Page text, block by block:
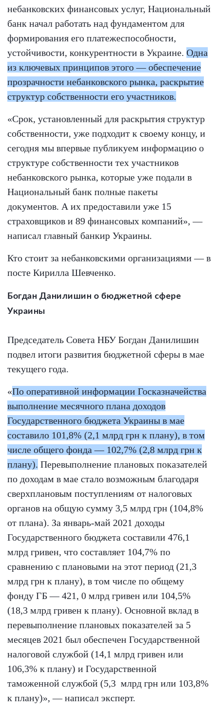
небанковских финансовых услуг, Национальный
банк начал работать над фундаментом для
формирования его платежеспособности,
устойчивости, конкурентности в Украине. Одна
из ключевых принципов этого — обеспечение
прозрачности небанковского рынка, раскрытие
структур собственности его участников.
«Срок, установленный для раскрытия структур
собственности, уже подходит к своему концу, и
сегодня мы впервые публикуем информацию о
структуре собственности тех участников
небанковского рынка, которые уже подали в
Национальный банк полные пакеты
документов. А их предоставили уже 15
страховщиков и 89 финансовых компаний», —
написал главный банкир Украины.
Кто стоит за небанковскими организациями — в
посте Кирилла Шевченко.
Богдан Данилишин о бюджетной сфере
Украины
Председатель Совета НБУ Богдан Данилишин
подвел итоги развития бюджетной сферы в мае
текущего года.
«По оперативной информации Госказначейства
выполнение месячного плана доходов
Государственного бюджета Украины в мае
составило 101,8% (2,1 млрд грн к плану), в том
числе общего фонда — 102,7% (2,8 млрд грн к
плану). Перевыполнение плановых показателей
по доходам в мае стало возможным благодаря
сверхплановым поступлениям от налоговых
органов на общую сумму 3,5 млрд грн (104,8%
от плана). За январь-май 2021 доходы
Государственного бюджета составили 476,1
млрд гривен, что составляет 104,7% по
сравнению с плановыми на этот период (21,3
млрд грн к плану), в том числе по общему
фонду ГБ — 421, 0 млрд гривен или 104,5%
(18,3 млрд гривен к плану). Основной вклад в
перевыполнение плановых показателей за 5
месяцев 2021 был обеспечен Государственной
налоговой службой (14,1 млрд гривен или
106,3% к плану) и Государственной
таможенной службой (5,3 млрд грн или 103,8%
к плану)», — написал эксперт.